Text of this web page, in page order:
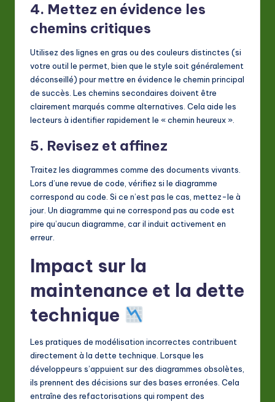
4. Mettez en évidence les
chemins critiques
Utilisez des lignes en gras ou des couleurs distinctes (si
votre outil le permet, bien que le style soit généralement
déconseillé) pour mettre en évidence le chemin principal
de succès. Les chemins secondaires doivent être
clairement marqués comme alternatives. Cela aide les
lecteurs à identifier rapidement le « chemin heureux ».
5. Revisez et affinez
Traitez les diagrammes comme des documents vivants.
Lors d’une revue de code, vérifiez si le diagramme
correspond au code. Si ce n’est pas le cas, mettez-le à
jour. Un diagramme qui ne correspond pas au code est
pire qu’aucun diagramme, car il induit activement en
erreur.
Impact sur la
maintenance et la dette
technique
Les pratiques de modélisation incorrectes contribuent
directement à la dette technique. Lorsque les
développeurs s’appuient sur des diagrammes obsolètes,
ils prennent des décisions sur des bases erronées. Cela
entraîne des refactorisations qui rompent des